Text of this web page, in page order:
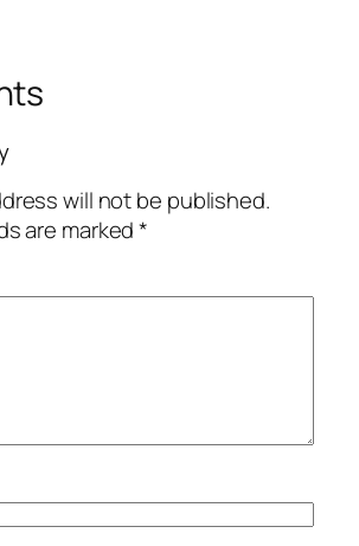
will not be published.
are marked*